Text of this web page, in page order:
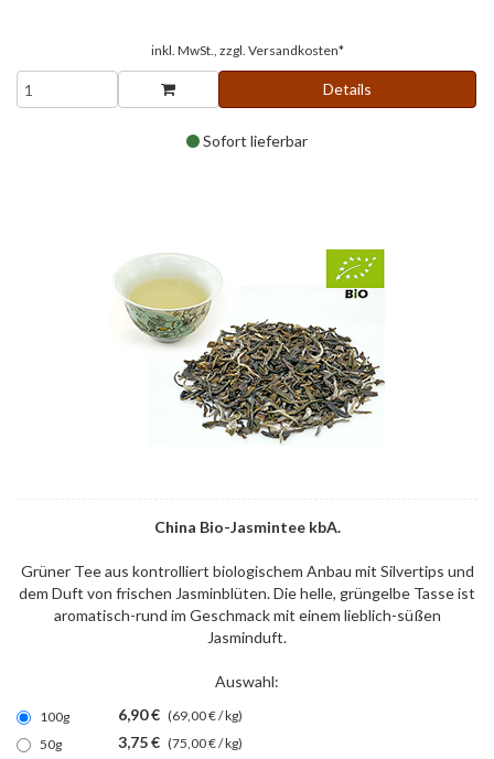
inkl. MwSt., zzgl. Versandkosten*
Details
Sofort lieferbar
China Bio-Jasmintee kbA.
Grüner Tee aus kontrolliert biologischem Anbau mit Silvertips und
dem Duft von frischen Jasminblüten. Die helle, grüngelbe Tasse ist
aromatisch-rund im Geschmack mit einem lieblich-süßen
Jasminduft.
Auswahl:
100g 6,90 € (69,00 € / kg)
50g
3,75 € (75,00 € / kg)